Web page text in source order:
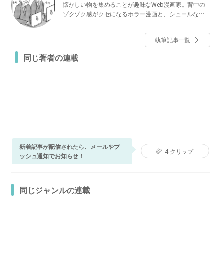
懐かしい物を集めることが趣味なWeb漫画家。背中の
ゾクゾク感がクセになるホラー漫画と、シュールな笑
執筆記事一覧
同じ著者の連載
新着記事が配信されたら、メールやプ
ッシュ通知でお知らせ！
4 クリップ
同じジャンルの連載